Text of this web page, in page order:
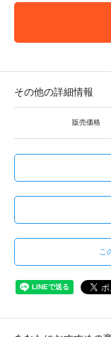
その他の詳細情報
販売価格
こ